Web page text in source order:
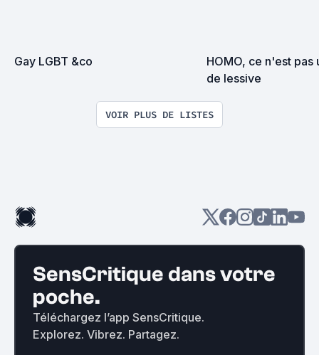
Gay LGBT &co
HOMO, ce n'est pas
de lessive
VOIR PLUS DE LISTES
SensCritique dans votre
poche.
Téléchargez l’app SensCritique.
Explorez. Vibrez. Partagez.